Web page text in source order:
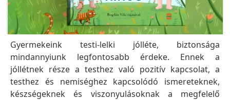
Gyermekeink testi-lelki jólléte, biztonsága
mindannyiunk legfontosabb érdeke. Ennek a
jóllétnek része a testhez való pozitív kapcsolat, a
testhez és nemiséghez kapcsolódó ismereteknek,
készségeknek és viszonyulásoknak a megfelelő